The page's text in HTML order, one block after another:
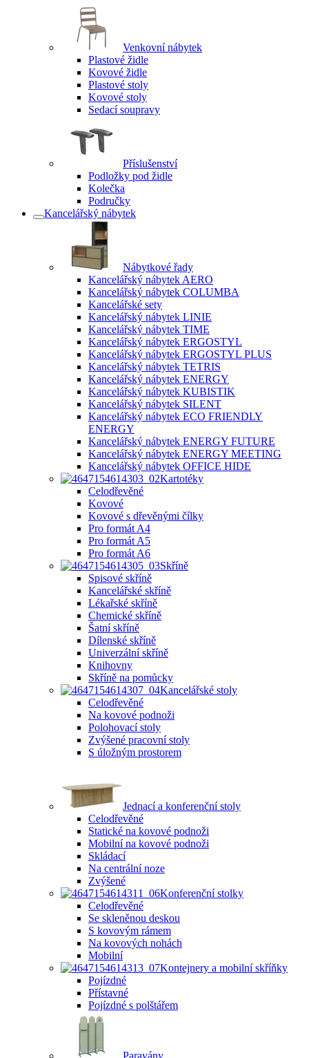
Venkovní nábytek
Plastové židle
Kovové židle
Plastové stoly
Kovové stoly
Sedací soupravy
Příslušenství
Podložky pod židle
Kolečka
Područky
Kancelářský nábytek
Nábytkové řady
Kancelářský nábytek AERO
Kancelářský nábytek COLUMBA
Kancelářské sety
Kancelářský nábytek LINIE
Kancelářský nábytek TIME
Kancelářský nábytek ERGOSTYL
Kancelářský nábytek ERGOSTYL PLUS
Kancelářský nábytek TETRIS
Kancelářský nábytek ENERGY
Kancelářský nábytek KUBISTIK
Kancelářský nábytek SILENT
Kancelářský nábytek ECO FRIENDLY
ENERGY
Kancelářský nábytek ENERGY FUTURE
Kancelářský nábytek ENERGY MEETING
Kancelářský nábytek OFFICE HIDE
Kartotéky
Celodřevěné
Kovové
Kovové s dřevěnými čílky
Pro formát A4
Pro formát A5
Pro formát A6
Skříně
Spisové skříně
Kancelářské skříně
Lékařské skříně
Chemické skříně
Šatní skříně
Dílenské skříně
Univerzální skříně
Knihovny
Skříně na pomůcky
Kancelářské stoly
Celodřevěné
Na kovové podnoži
Polohovací stoly
Zvýšené pracovní stoly
S úložným prostorem
Jednací a konferenční stoly
Celodřevěné
Statické na kovové podnoži
Mobilní na kovové podnoži
Skládací
Na centrální noze
Zvýšené
Konferenční stolky
Celodřevěné
Se skleněnou deskou
S kovovým rámem
Na kovových nohách
Mobilní
Kontejnery a mobilní skříňky
Pojízdné
Přístavné
Pojízdné s polštářem
Paravány